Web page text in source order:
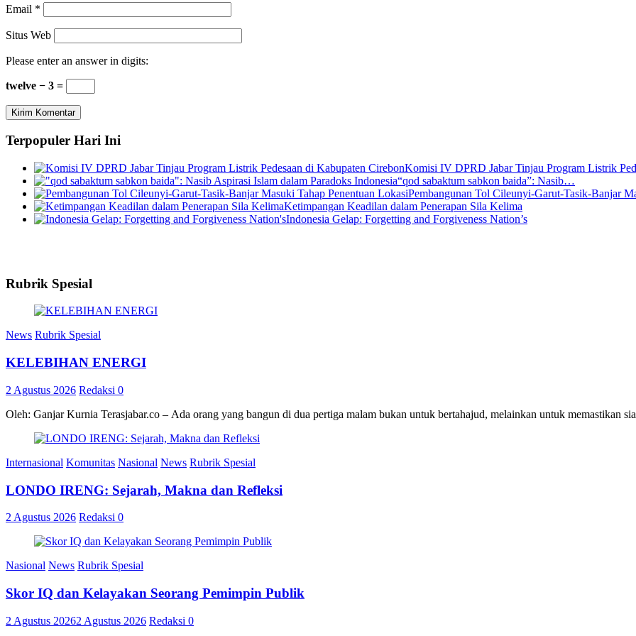
Email *
Situs Web
Please enter an answer in digits:
twelve − 3 =
Terpopuler Hari Ini
Komisi IV DPRD Jabar Tinjau Program Listrik
“qod sabaktum sabkon baida”: Nasib…
Pembangunan Tol Cileunyi-Garut-Tasik-Banjar
Ketimpangan Keadilan dalam Penerapan Sila Kelima
Indonesia Gelap: Forgetting and Forgiveness Nation’s
Rubrik Spesial
News Rubrik Spesial
KELEBIHAN ENERGI
2 Agustus 2026 Redaksi 0
Oleh: Ganjar Kurnia Terasjabar.co – Ada orang yang bangun di dua pertiga malam bukan untuk bertahajud, melainkan untuk memastikan
Internasional Komunitas Nasional News Rubrik Spesial
LONDO IRENG: Sejarah, Makna dan Refleksi
2 Agustus 2026 Redaksi 0
Nasional News Rubrik Spesial
Skor IQ dan Kelayakan Seorang Pemimpin Publik
2 Agustus 20262 Agustus 2026 Redaksi 0